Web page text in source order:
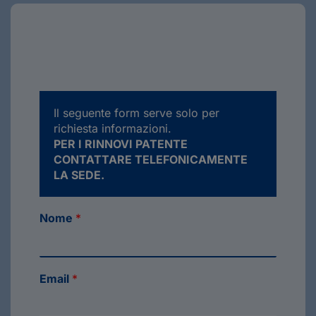
Il seguente form serve solo per
richiesta informazioni.
PER I RINNOVI PATENTE
CONTATTARE TELEFONICAMENTE
LA SEDE.
Nome *
Email *